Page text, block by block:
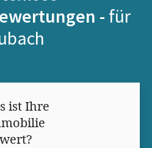
- für
ist Ihre
wert?